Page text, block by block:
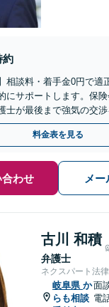
約
相談料・着手金0円で適
にサポートします。保
士が最後まで強気の交
ください。
料金表を見る
わせ メ
古川 和積
弁護士
ネクスパート法
岐阜県 か
らも相談
面
電